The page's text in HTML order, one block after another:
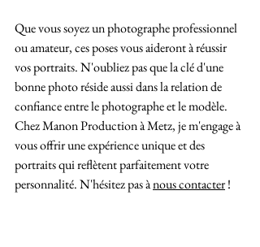
Que vous soyez un photographe professionnel
ou amateur, ces poses vous aideront à réussir
vos portraits. N'oubliez pas que la clé d'une
bonne photo réside aussi dans la relation de
confiance entre le photographe et le modèle.
Chez Manon Production à Metz, je m'engage à
vous offrir une expérience unique et des
portraits qui reflètent parfaitement votre
personnalité. N'hésitez pas à nous contacter !